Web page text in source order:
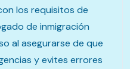
los requisitos de
de inmigración
al asegurarse de que
y evites errores